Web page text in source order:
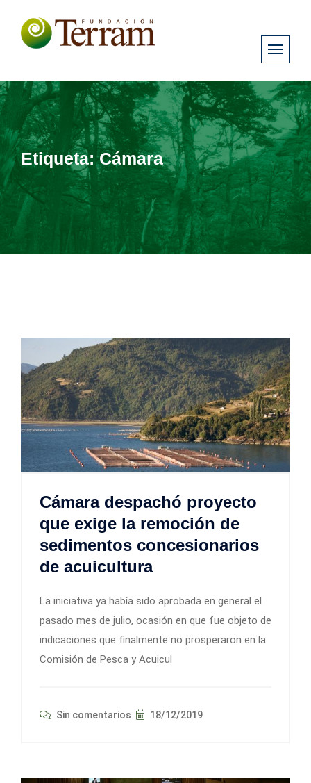
Etiqueta:Cámara
Cámara despachó proyecto
que exige la remoción de
sedimentos concesionarios
de acuicultura
La iniciativa ya había sido aprobada en general el
pasado mes de julio, ocasión en que fue objeto de
indicaciones que finalmente no prosperaron en la
Comisión de Pesca y Acuicul
Sin comentarios 18/12/2019